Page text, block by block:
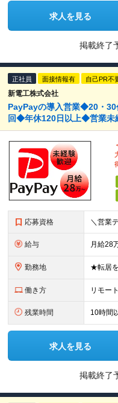
求人を見る
掲載終了
正社員 面接情報有 自己PR不
新電工株式会社
PayPayの導入営業◆20・
回◆年休120日以上◆営業未
応募資格
給与
勤務地
働き方 リモー
残業時間 10時間
求人を見る
掲載終了